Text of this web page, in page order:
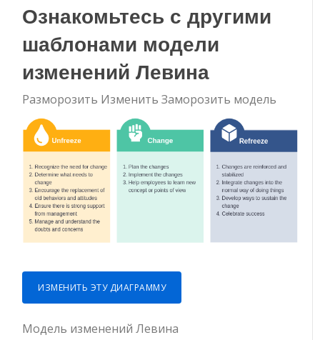
Ознакомьтесь с другими
шаблонами модели
изменений Левина
Разморозить Изменить Заморозить модель
ИЗМЕНИТЬ ЭТУ ДИАГРАММУ
Модель изменений Левина